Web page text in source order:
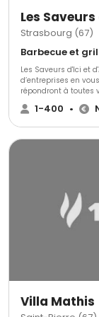
Les
Strasbourg (67)
Barbecue et
Les Saveurs d'Ici et
d’entreprises en
répondront à toutes
Tout est
animations BBQ et
1-400 •
Villa Mathis